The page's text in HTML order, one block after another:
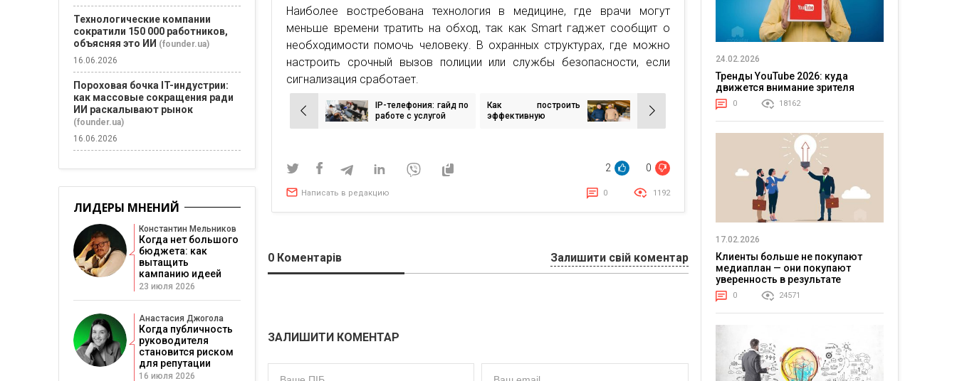
Наиболее востребована технология в медицине, где врачи могут
меньше времени тратить на обход, так как Smart гаджет сообщит о
необходимости помочь человеку. В охранных структурах, где можно
настроить срочный вызов полиции или службы безопасности, если
сигнализация сработает.
Навигация
по
IP-телефония: гайд по
работе с услугой
Как построить
эффективную
2 0
Написать в редакцию 0 1192
0 Коментарів Залишити свій коментар
ЗАЛИШИТИ КОМЕНТАР
Технологические компании
сократили 150 000 работников,
объясняя это ИИ (founder.ua)
16.06.2026
Пороховая бочка IT-индустрии:
как массовые сокращения ради
ИИ раскалывают рынок
(founder.ua)
16.06.2026
ЛИДЕРЫ МНЕНИЙ
Константин Мельников
Когда нет большого
бюджета: как
вытащить
кампанию идеей
23 июля 2026
Анастасия Джогола
Когда публичность
руководителя
становится риском
для репутации
16 июля 2026
24.02.2026
Тренды YouTube 2026: куда
движется внимание зрителя
0 18162
17.02.2026
Клиенты больше не покупают
медиаплан — они покупают
уверенность в результате
0 24571